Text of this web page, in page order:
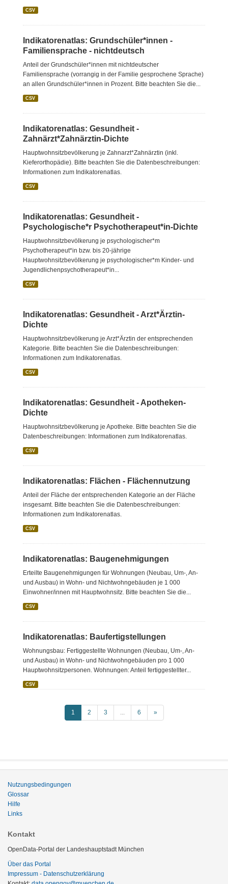
CSV
Indikatorenatlas: Grundschüler*innen -
Familiensprache - nichtdeutsch
Anteil der Grundschüler*innen mit nichtdeutscher
Familiensprache (vorrangig in der Familie gesprochene Sprache)
an allen Grundschüler*innen in Prozent. Bitte beachten Sie die...
CSV
Indikatorenatlas: Gesundheit -
Zahnärzt*Zahnärztin-Dichte
Hauptwohnsitzbevölkerung je Zahnarzt*Zahnärztin (inkl.
Kieferorthopädie). Bitte beachten Sie die Datenbeschreibungen:
Informationen zum Indikatorenatlas.
CSV
Indikatorenatlas: Gesundheit -
Psychologische*r Psychotherapeut*in-Dichte
Hauptwohnsitzbevölkerung je psychologischer*m
Psychotherapeut*in bzw. bis 20-jährige
Hauptwohnsitzbevölkerung je psychologischer*m Kinder- und
Jugendlichenpsychotherapeut*in...
CSV
Indikatorenatlas: Gesundheit - Arzt*Ärztin-
Dichte
Hauptwohnsitzbevölkerung je Arzt*Ärztin der entsprechenden
Kategorie. Bitte beachten Sie die Datenbeschreibungen:
Informationen zum Indikatorenatlas.
CSV
Indikatorenatlas: Gesundheit - Apotheken-
Dichte
Hauptwohnsitzbevölkerung je Apotheke. Bitte beachten Sie die
Datenbeschreibungen: Informationen zum Indikatorenatlas.
CSV
Indikatorenatlas: Flächen - Flächennutzung
Anteil der Fläche der entsprechenden Kategorie an der Fläche
insgesamt. Bitte beachten Sie die Datenbeschreibungen:
Informationen zum Indikatorenatlas.
CSV
Indikatorenatlas: Baugenehmigungen
Erteilte Baugenehmigungen für Wohnungen (Neubau, Um-, An-
und Ausbau) in Wohn- und Nichtwohngebäuden je 1 000
Einwohner/innen mit Hauptwohnsitz. Bitte beachten Sie die...
CSV
Indikatorenatlas: Baufertigstellungen
Wohnungsbau: Fertiggestellte Wohnungen (Neubau, Um-, An-
und Ausbau) in Wohn- und Nichtwohngebäuden pro 1 000
Hauptwohnsitzpersonen. Wohnungen: Anteil fertiggestellter...
CSV
1 2 3 6 »
Nutzungsbedingungen
Glossar
Hilfe
Links
Kontakt
OpenData-Portal der Landeshauptstadt München
Über das Portal
Impressum - Datenschutzerklärung